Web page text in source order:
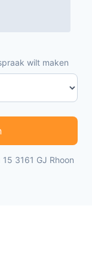
wilt maken
3161 GJ Rhoon